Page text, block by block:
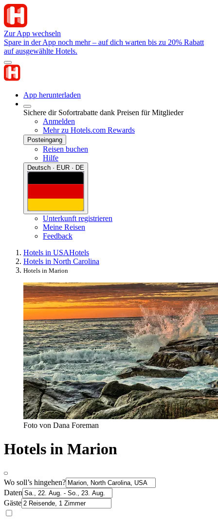
Zur App wechseln
Spare in der App noch mehr – auf dich warten bis zu 20% Rabatt
auf ausgewählte Hotels.
App herunterladen
Sichere dir Sofortrabatte dank Preisen für Mitglieder
Anmelden
Mehr zu Hotels.com Rewards
Posteingang
Reisen buchen
Hilfe
Deutsch · EUR · DE
Unterkunft registrieren
Meine Reisen
Feedback
Hotels in USAHotels
Hotels in North Carolina
Hotels in Marion
Foto von Dana Foreman
Hotels in Marion
Wo soll’s hingehen?
Daten
Gäste